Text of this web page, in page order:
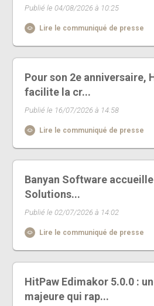
Publié le 04/08/2026 à 10:25
Lire le communiqué de presse
Pour son 2e anniversaire,
facilite la cr...
Publié le 16/07/2026 à 14:58
Lire le communiqué de presse
Banyan Software
Solutions...
Publié le 02/07/2026 à 14:02
Lire le communiqué de presse
HitPaw Edimakor 5.0.0 :
majeure qui rap...